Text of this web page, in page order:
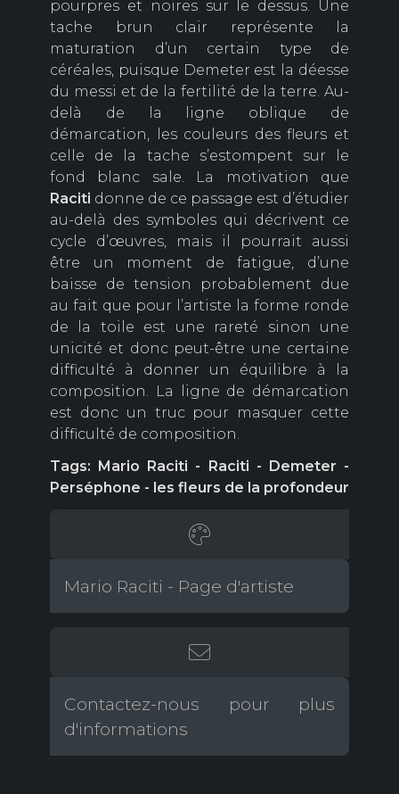
pourpres et noires sur le dessus. Une
tache brun clair représente la
maturation d’un certain type de
céréales, puisque Demeter est la déesse
du messi et de la fertilité de la terre. Au-
delà de la ligne oblique de
démarcation, les couleurs des fleurs et
celle de la tache s’estompent sur le
fond blanc sale. La motivation que
Raciti donne de ce passage est d’étudier
au-delà des symboles qui décrivent ce
cycle d’œuvres, mais il pourrait aussi
être un moment de fatigue, d’une
baisse de tension probablement due
au fait que pour l’artiste la forme ronde
de la toile est une rareté sinon une
unicité et donc peut-être une certaine
difficulté à donner un équilibre à la
composition. La ligne de démarcation
est donc un truc pour masquer cette
difficulté de composition.
Tags: Mario Raciti - Raciti - Demeter -
Perséphone - les fleurs de la profondeur
Mario Raciti - Page d'artiste
Contactez-nous pour plus
d'informations